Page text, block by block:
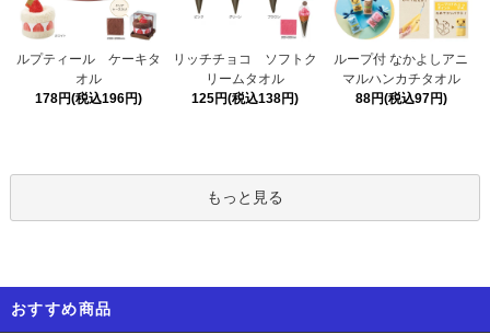
ルプティール ケーキタ
オル
178円(税込196円)
リッチチョコ ソフトク
リームタオル
125円(税込138円)
ループ付 なかよしアニ
マルハンカチタオル
88円(税込97円)
もっと見る
おすすめ商品